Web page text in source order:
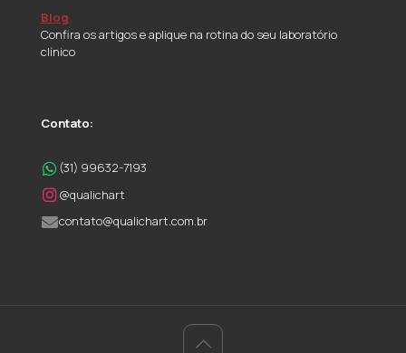
Blog
Confira os artigos e aplique na rotina do seu laboratório
clínico
Contato:
(31) 99632-7193
@qualichart
contato@qualichart.com.br